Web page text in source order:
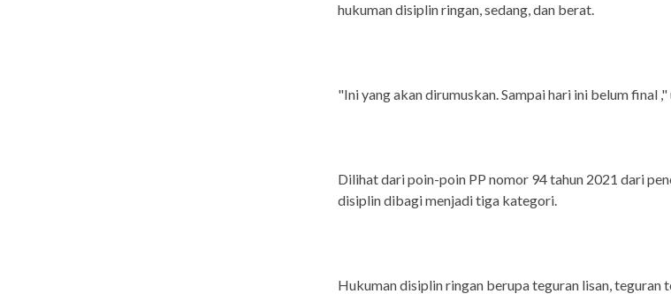
hukuman disiplin ringan, sedang, dan berat.
"Ini yang akan dirumuskan. Sampai hari ini belum final ,"
Dilihat dari poin-poin PP nomor 94 tahun 2021 dari
disiplin dibagi menjadi tiga kategori.
Hukuman disiplin ringan berupa teguran lisan, teguran